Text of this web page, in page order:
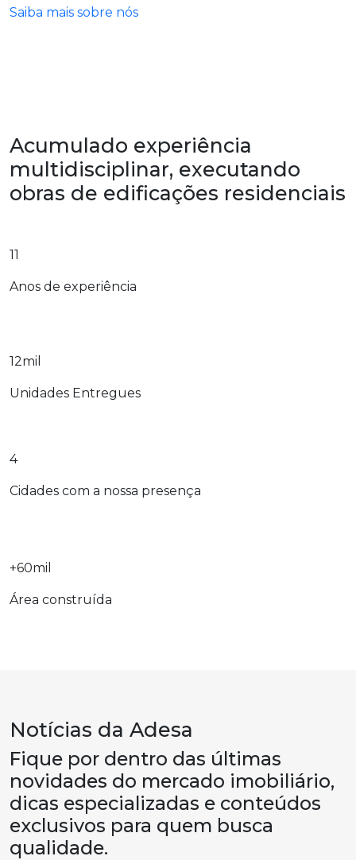
Saiba mais sobre nós
Acumulado experiência
multidisciplinar, executando
obras de edificações residenciais
11
Anos de experiência
12mil
Unidades Entregues
4
Cidades com a nossa presença
+60mil
Área construída
Notícias da Adesa
Fique por dentro das últimas
novidades do mercado imobiliário,
dicas especializadas e conteúdos
exclusivos para quem busca
qualidade.